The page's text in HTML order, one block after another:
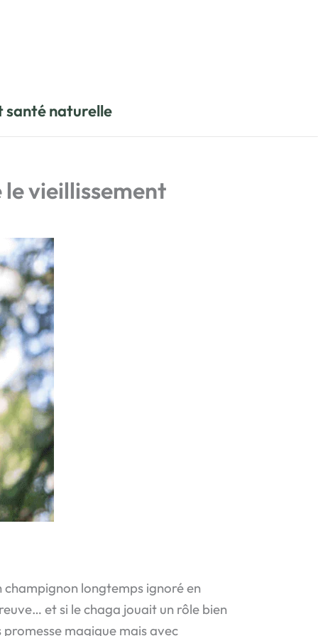
santé naturelle
vieillissement
champignon longtemps ignoré en
et si le chaga jouait un rôle bien
promesse magique mais avec